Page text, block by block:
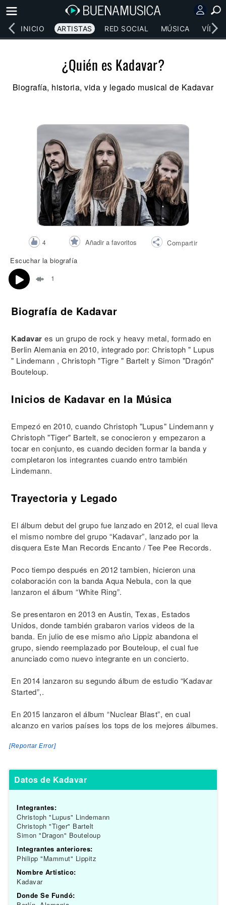
INICIO ARTISTAS RED SOCIAL MÚSICA
¿Quién es Kadavar?
Biografía, historia, vida y legado musical de Kadavar
4 Añadir a favoritos
Compartir
Escuchar la biografía
1
Biografía de Kadavar
Kadavar es un grupo de rock y heavy metal, formado en
Berlin Alemania en 2010, integrado por: Christoph " Lupus
" Lindemann , Christoph "Tigre " Bartelt y Simon "Dragón"
Bouteloup.
Inicios de Kadavar en la Música
Empezó en 2010, cuando Christoph "Lupus" Lindemann y
Christoph "Tiger" Bartelt, se conocieron y empezaron a
tocar en conjunto, es cuando deciden formar la banda y
completaron los integrantes cuando entro también
Lindemann.
Trayectoria y Legado
El álbum debut del grupo fue lanzado en 2012, el cual lleva
el mismo nombre del grupo “Kadavar”, lanzado por la
disquera Este Man Records Encanto / Tee Pee Records.
Poco tiempo después en 2012 tambien, hicieron una
colaboración con la banda Aqua Nebula, con la que
lanzaron el álbum “White Ring”.
Se presentaron en 2013 en Austin, Texas, Estados
Unidos, donde también grabaron varios videos de la
banda. En julio de ese mismo año Lippiz abandona el
grupo, siendo reemplazado por Bouteloup, el cual fue
anunciado como nuevo integrante en un concierto.
En 2014 lanzaron su segundo álbum de estudio “Kadavar
Started”,.
En 2015 lanzaron el álbum “Nuclear Blast”, en cual
alcanzo en varios países los tops de los mejores álbumes.
[Reportar Error]
Datos de Kadavar
Integrantes:
Christoph "Lupus" Lindemann
Christoph "Tiger" Bartelt
Simon "Dragon" Bouteloup
Integrantes anteriores:
Philipp "Mammut" Lippitz
Nombre Artístico:
Kadavar
Donde Se Fundó: